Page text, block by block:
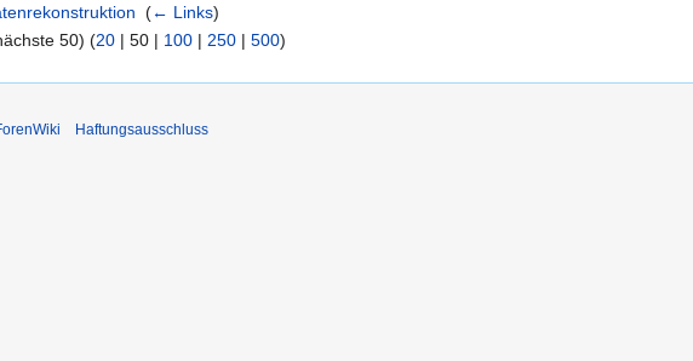
‎(← Links)
50) (20 | 50 | 100 | 250 | 500)
Haftungsausschluss